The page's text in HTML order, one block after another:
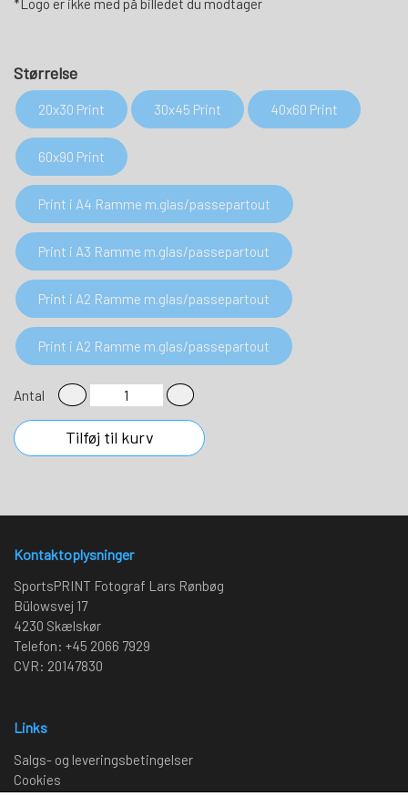
*Logo er ikke med på billedet du modtager
Størrelse
20x30 Print 30x45 Print 40x60 Print
60x90 Print
Print i A4 Ramme m.glas/passepartout
Print i A3 Ramme m.glas/passepartout
Print i A2 Ramme m.glas/passepartout
Print i A2 Ramme m.glas/passepartout
Antal
Tilføj til kurv
Kontaktoplysninger
SportsPRINT Fotograf Lars Rønbøg
Bülowsvej 17
4230 Skælskør
Telefon: +45 2066 7929
CVR: 20147830
Links
Salgs- og leveringsbetingelser
Cookies